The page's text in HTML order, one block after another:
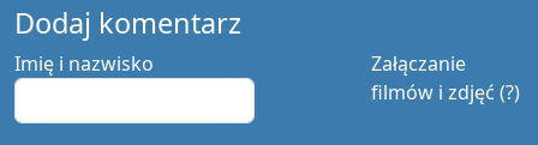
Dodaj komentarz
Załączanie
filmów i zdjęć (?)
Imię i nazwisko